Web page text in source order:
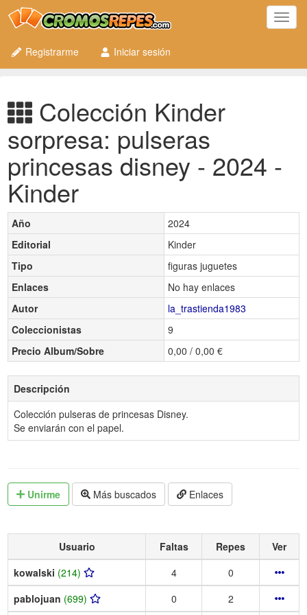
Registrarme
Iniciar sesión
Colección Kinder
sorpresa: pulseras
princesas disney - 2024 -
Kinder
Año
2024
Editorial
Kinder
Tipo
figuras juguetes
Enlaces
No hay enlaces
Autor
la_trastienda1983
Coleccionistas
9
Precio Album/Sobre
0,00 / 0,00 €
Descripción
Colección pulseras de princesas Disney.
Se enviarán con el papel.
Unirme Más buscados Enlaces
Usuario Faltas Repes
Ver
kowalski (214) 4
0
pablojuan (699) 0 2